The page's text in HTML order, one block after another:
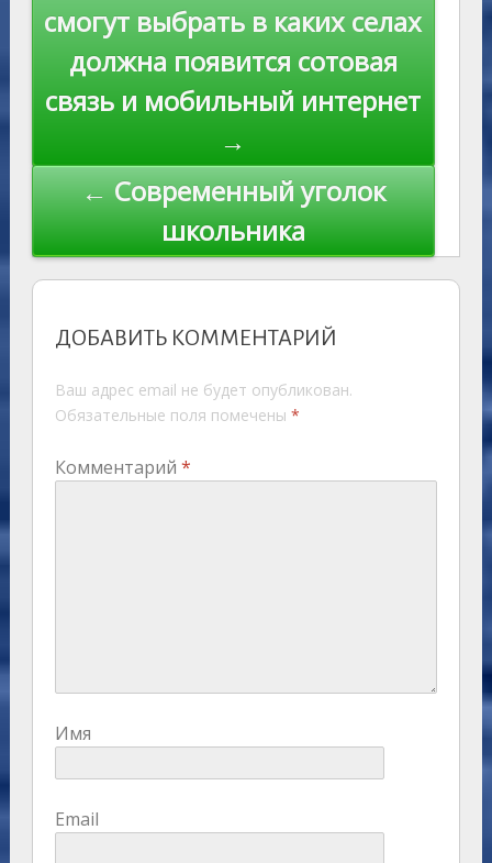
ki
записям
смогут выбрать в каких селах
должна появится сотовая
связь и мобильный интернет
→
← Современный уголок
школьника
ДОБАВИТЬ КОММЕНТАРИЙ
Ваш адрес email не будет опубликован.
Обязательные поля помечены *
Комментарий *
Имя
Email